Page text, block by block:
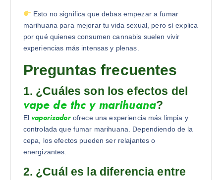
Esto no significa que debas empezar a fumar
marihuana para mejorar tu vida sexual, pero sí explica
por qué quienes consumen cannabis suelen vivir
experiencias más intensas y plenas.
Preguntas frecuentes
1. ¿Cuáles son los efectos del
vape de thc y marihuana?
Elvaporizadorofrece una experiencia más limpia y
controlada que fumar marihuana. Dependiendo de la
cepa, los efectos pueden ser relajantes o
energizantes.
2. ¿Cuál es la diferencia entre